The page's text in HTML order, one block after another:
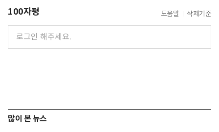
100자평 도움말 삭제기준
많이 본 뉴스